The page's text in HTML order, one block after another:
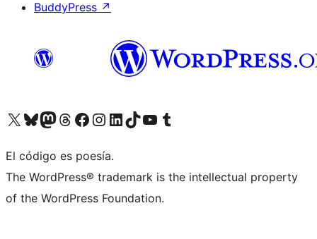
BuddyPress ↗
Visita nuestra cuenta de X (anteriormente Twitter)
Visita nuestra cuenta de Bluesky
Visita nuestra cuenta de Mastodon
Visita nuestra cuenta de Threads
Visita nuestra página de Facebook
Visita nuestra cuenta de Instagram
Visita nuestra cuenta de LinkedIn
Visita nuestra cuenta de TikTok
Visita nuestro canal de YouTube
Visita nuestra cuenta de Tumblr
El código es poesía.
The WordPress® trademark is the intellectual property
of the WordPress Foundation.